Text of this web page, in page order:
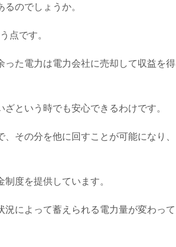
のでしょうか。
点です。
た電力は電力会社に売却して収益を得
という時でも安心できるわけです。
その分を他に回すことが可能になり、
度を提供しています。
によって蓄えられる電力量が変わって